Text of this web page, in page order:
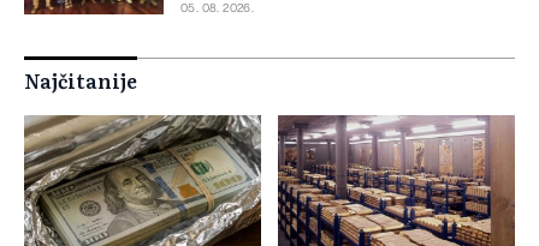
05. 08. 2026.
Najčitanije